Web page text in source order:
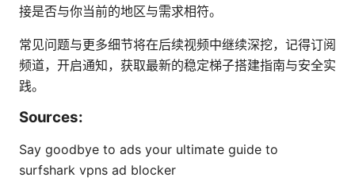
接是否与你当前的地区与需求相符。
常见问题与更多细节将在后续视频中继续深挖，记得订阅
频道，开启通知，获取最新的稳定梯子搭建指南与安全实
践。
Sources:
Say goodbye to ads your ultimate guide to
surfshark vpns ad blocker